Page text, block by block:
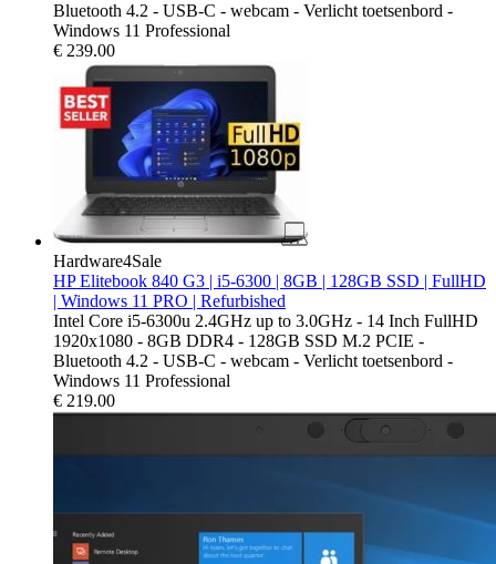
Bluetooth 4.2 - USB-C - webcam - Verlicht toetsenbord -
Windows 11 Professional
€ 239.00
Hardware4Sale
HP Elitebook 840 G3 | i5-6300 | 8GB | 128GB SSD | FullHD
| Windows 11 PRO | Refurbished
Intel Core i5-6300u 2.4GHz up to 3.0GHz - 14 Inch FullHD
1920x1080 - 8GB DDR4 - 128GB SSD M.2 PCIE -
Bluetooth 4.2 - USB-C - webcam - Verlicht toetsenbord -
Windows 11 Professional
€ 219.00